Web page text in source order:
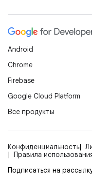
Android
Chrome
Firebase
Google Cloud Platform
Все продукты
Конфиденциальность
Правила
Подписаться на